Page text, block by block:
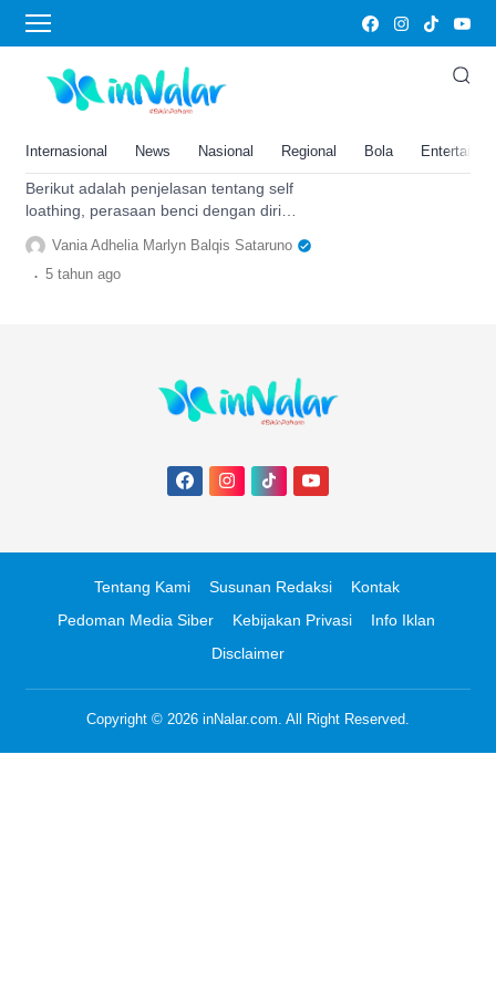
Internasional News Nasional Regional Bola
Self Loathing
Mengenal Self Loathing,
Perasaan Benci dengan Diri
Mengatasinya
Berikut adalah penjelasan tentang self
loathing, perasaan benci dengan diri
sendiri dan cara mengatasinya.
Vania Adhelia Marlyn Balqis Sataruno
. 5 tahun ago
Tentang Kami Susunan Redaksi
Kontak
Pedoman Media Siber
Kebijakan Privasi
Info Iklan
Disclaimer
Copyright © 2026 inNalar.com. All Right Reserved.